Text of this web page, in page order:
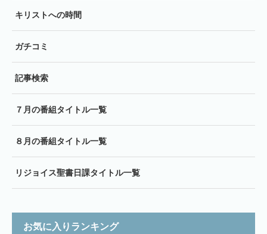
キリストへの時間
ガチコミ
記事検索
７月の番組タイトル一覧
８月の番組タイトル一覧
リジョイス聖書日課タイトル一覧
お気に入りランキング